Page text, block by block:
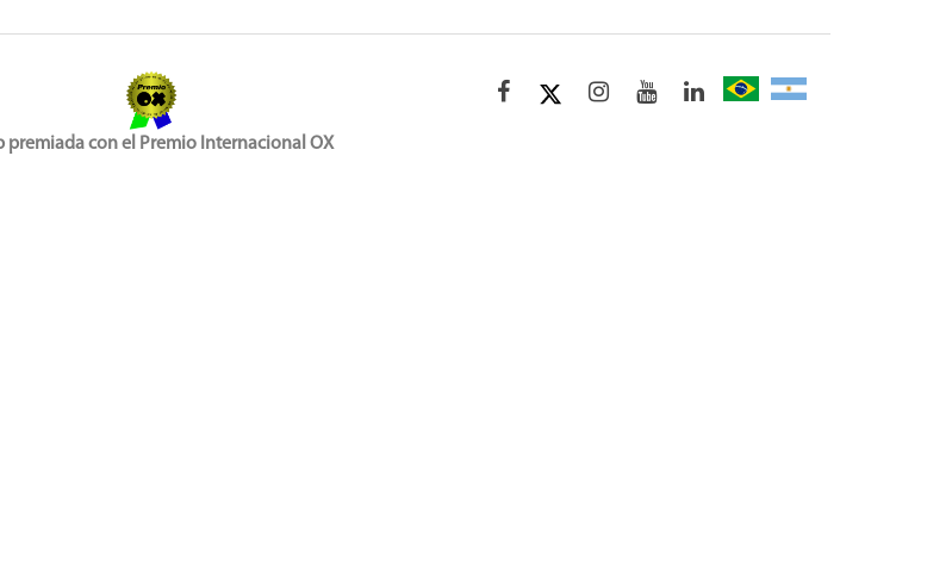
premiada con el Premio Internacional OX